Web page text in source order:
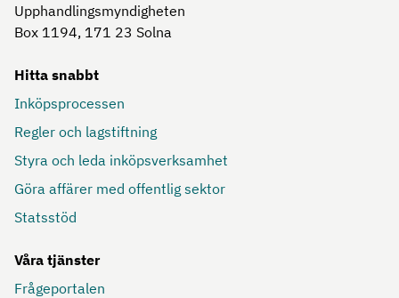
Upphandlingsmyndigheten
Box 1194, 171 23 Solna
Hitta snabbt
Inköpsprocessen
Regler och lagstiftning
Styra och leda inköpsverksamhet
Göra affärer med offentlig sektor
Statsstöd
Våra tjänster
Frågeportalen